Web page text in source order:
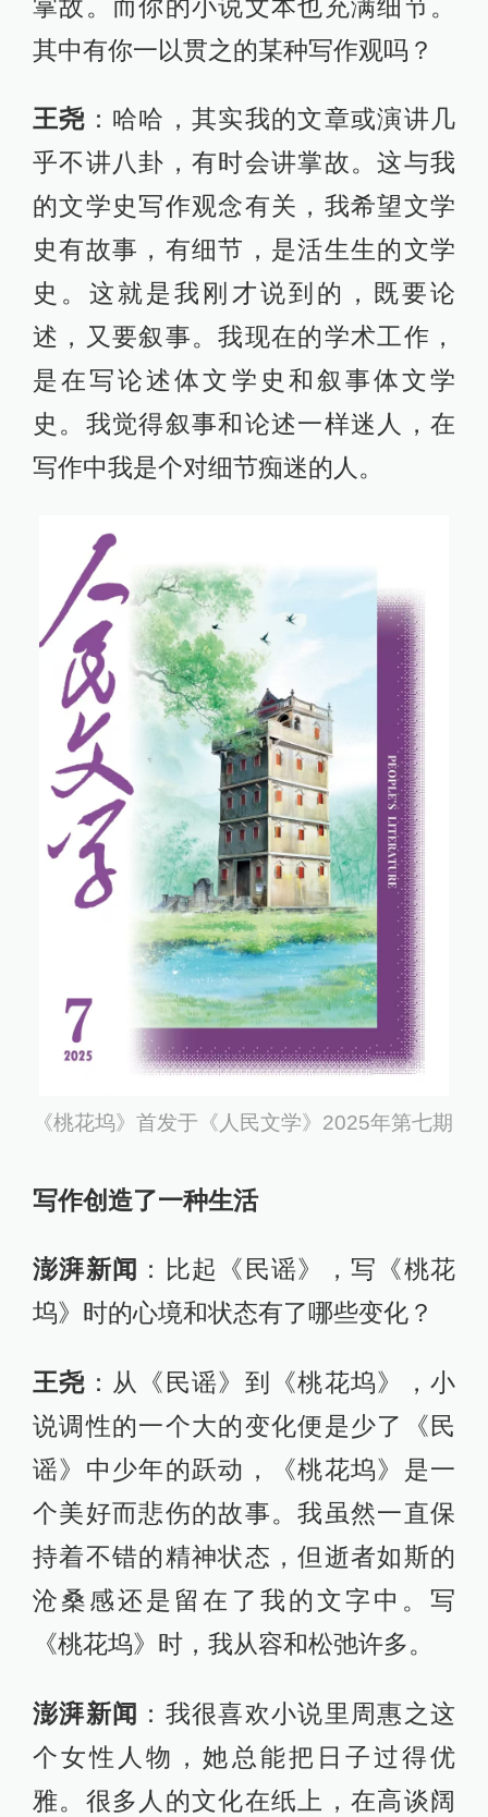
掌故。而你的小说文本也充满细节。
其中有你一以贯之的某种写作观吗？
王尧 ：哈哈，其实我的文章或演讲几
乎不讲八卦，有时会讲掌故。这与我
的文学史写作观念有关，我希望文学
史有故事，有细节，是活生生的文学
史。这就是我刚才说到的，既要论
述，又要叙事。我现在的学术工作，
是在写论述体文学史和叙事体文学
史。我觉得叙事和论述一样迷人，在
写作中我是个对细节痴迷的人。
《桃花坞》首发于《人民文学》2025年第七期
写作创造了一种生活
澎湃新闻 ：比起《民谣》，写《桃花
坞》时的心境和状态有了哪些变化？
王尧 ：从《民谣》到《桃花坞》，小
说调性的一个大的变化便是少了《民
谣》中少年的跃动，《桃花坞》是一
个美好而悲伤的故事。我虽然一直保
持着不错的精神状态，但逝者如斯的
沧桑感还是留在了我的文字中。写
《桃花坞》时，我从容和松弛许多。
澎湃新闻 ：我很喜欢小说里周惠之这
个女性人物，她总能把日子过得优
雅。很多人的文化在纸上，在高谈阔